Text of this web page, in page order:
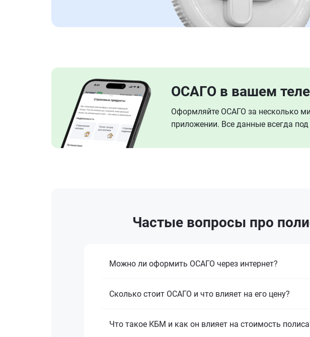
ОСАГО в вашем
Оформляйте ОСАГО за несколько
приложении. Все данные всегда под
Частые вопросы про
Можно ли оформить ОСАГО через интернет?
Сколько стоит ОСАГО и что влияет на его цену?
Что такое КБМ и как он влияет на стоимость